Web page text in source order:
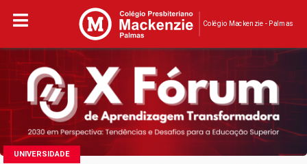
Colégio Mackenzie - Palmas
UNIVERSIDADE